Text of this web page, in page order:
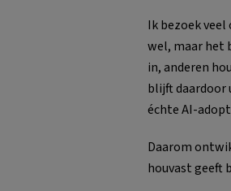
Ik bezoek
wel, maar het
in, anderen
blijft daardoor
échte AI-
Daarom
houvast geeft